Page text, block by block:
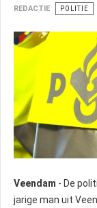
REDACTIE POLITIE
Veendam - De
jarige man uit